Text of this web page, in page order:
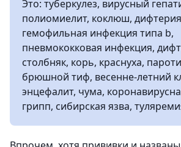
Это: туберкулез, вирусный
полиомиелит, коклюш,
гемофильная инфекция типа b,
пневмококковая инфекция,
столбняк, корь, краснуха,
брюшной тиф, весенне-летний
энцефалит, чума,
грипп, сибирская язва,